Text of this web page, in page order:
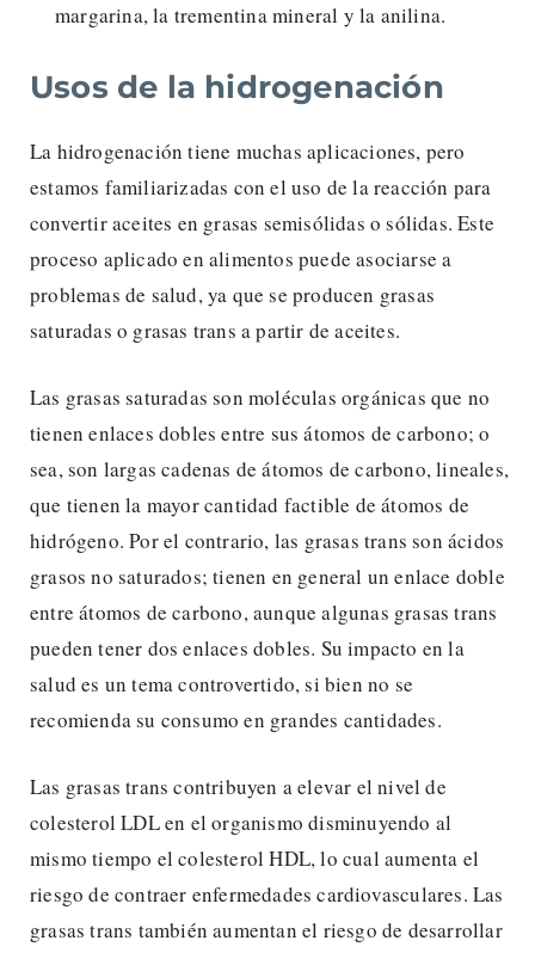
margarina, la trementina mineral y la anilina.
Usos de la hidrogenación
La hidrogenación tiene muchas aplicaciones, pero
estamos familiarizadas con el uso de la reacción para
convertir aceites en grasas semisólidas o sólidas. Este
proceso aplicado en alimentos puede asociarse a
problemas de salud, ya que se producen grasas
saturadas o grasas trans a partir de aceites.
Las grasas saturadas son moléculas orgánicas que no
tienen enlaces dobles entre sus átomos de carbono; o
sea, son largas cadenas de átomos de carbono, lineales,
que tienen la mayor cantidad factible de átomos de
hidrógeno. Por el contrario, las grasas trans son ácidos
grasos no saturados; tienen en general un enlace doble
entre átomos de carbono, aunque algunas grasas trans
pueden tener dos enlaces dobles. Su impacto en la
salud es un tema controvertido, si bien no se
recomienda su consumo en grandes cantidades.
Las grasas trans contribuyen a elevar el nivel de
colesterol LDL en el organismo disminuyendo al
mismo tiempo el colesterol HDL, lo cual aumenta el
riesgo de contraer enfermedades cardiovasculares. Las
grasas trans también aumentan el riesgo de desarrollar